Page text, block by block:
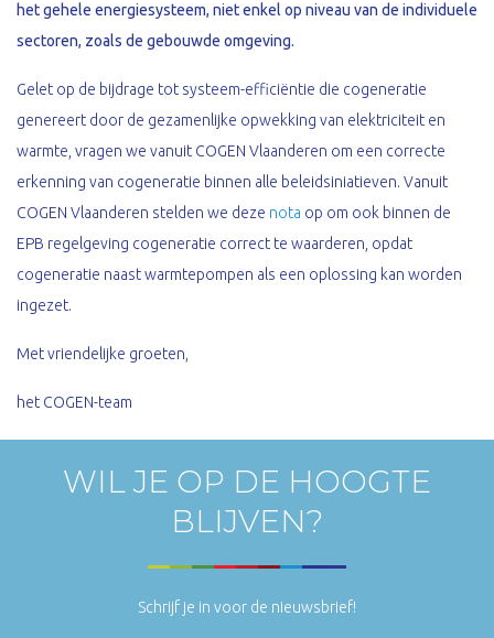
het gehele energiesysteem, niet enkel op niveau van de individuele
sectoren, zoals de gebouwde omgeving.
Gelet op de bijdrage tot systeem-efficiëntie die cogeneratie
genereert door de gezamenlijke opwekking van elektriciteit en
warmte, vragen we vanuit COGEN Vlaanderen om een correcte
erkenning van cogeneratie binnen alle beleidsiniatieven. Vanuit
COGEN Vlaanderen stelden we deze nota op om ook binnen de
EPB regelgeving cogeneratie correct te waarderen, opdat
cogeneratie naast warmtepompen als een oplossing kan worden
ingezet.
Met vriendelijke groeten,
het COGEN-team
WIL JE OP DE HOOGTE
BLIJVEN?
Schrijf je in voor de nieuwsbrief!